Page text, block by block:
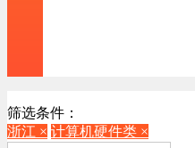
筛选条件：
浙江 × 计算机硬件类 ×